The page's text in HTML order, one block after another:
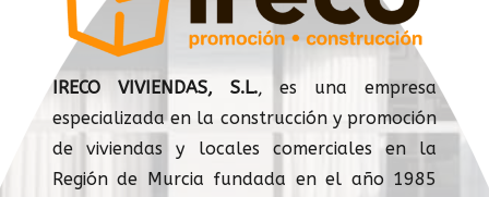
IRECO VIVIENDAS, S.L., es una empresa
especializada en la construcción y promoción
de viviendas y locales comerciales en la
Región de Murcia fundada en el año 1985